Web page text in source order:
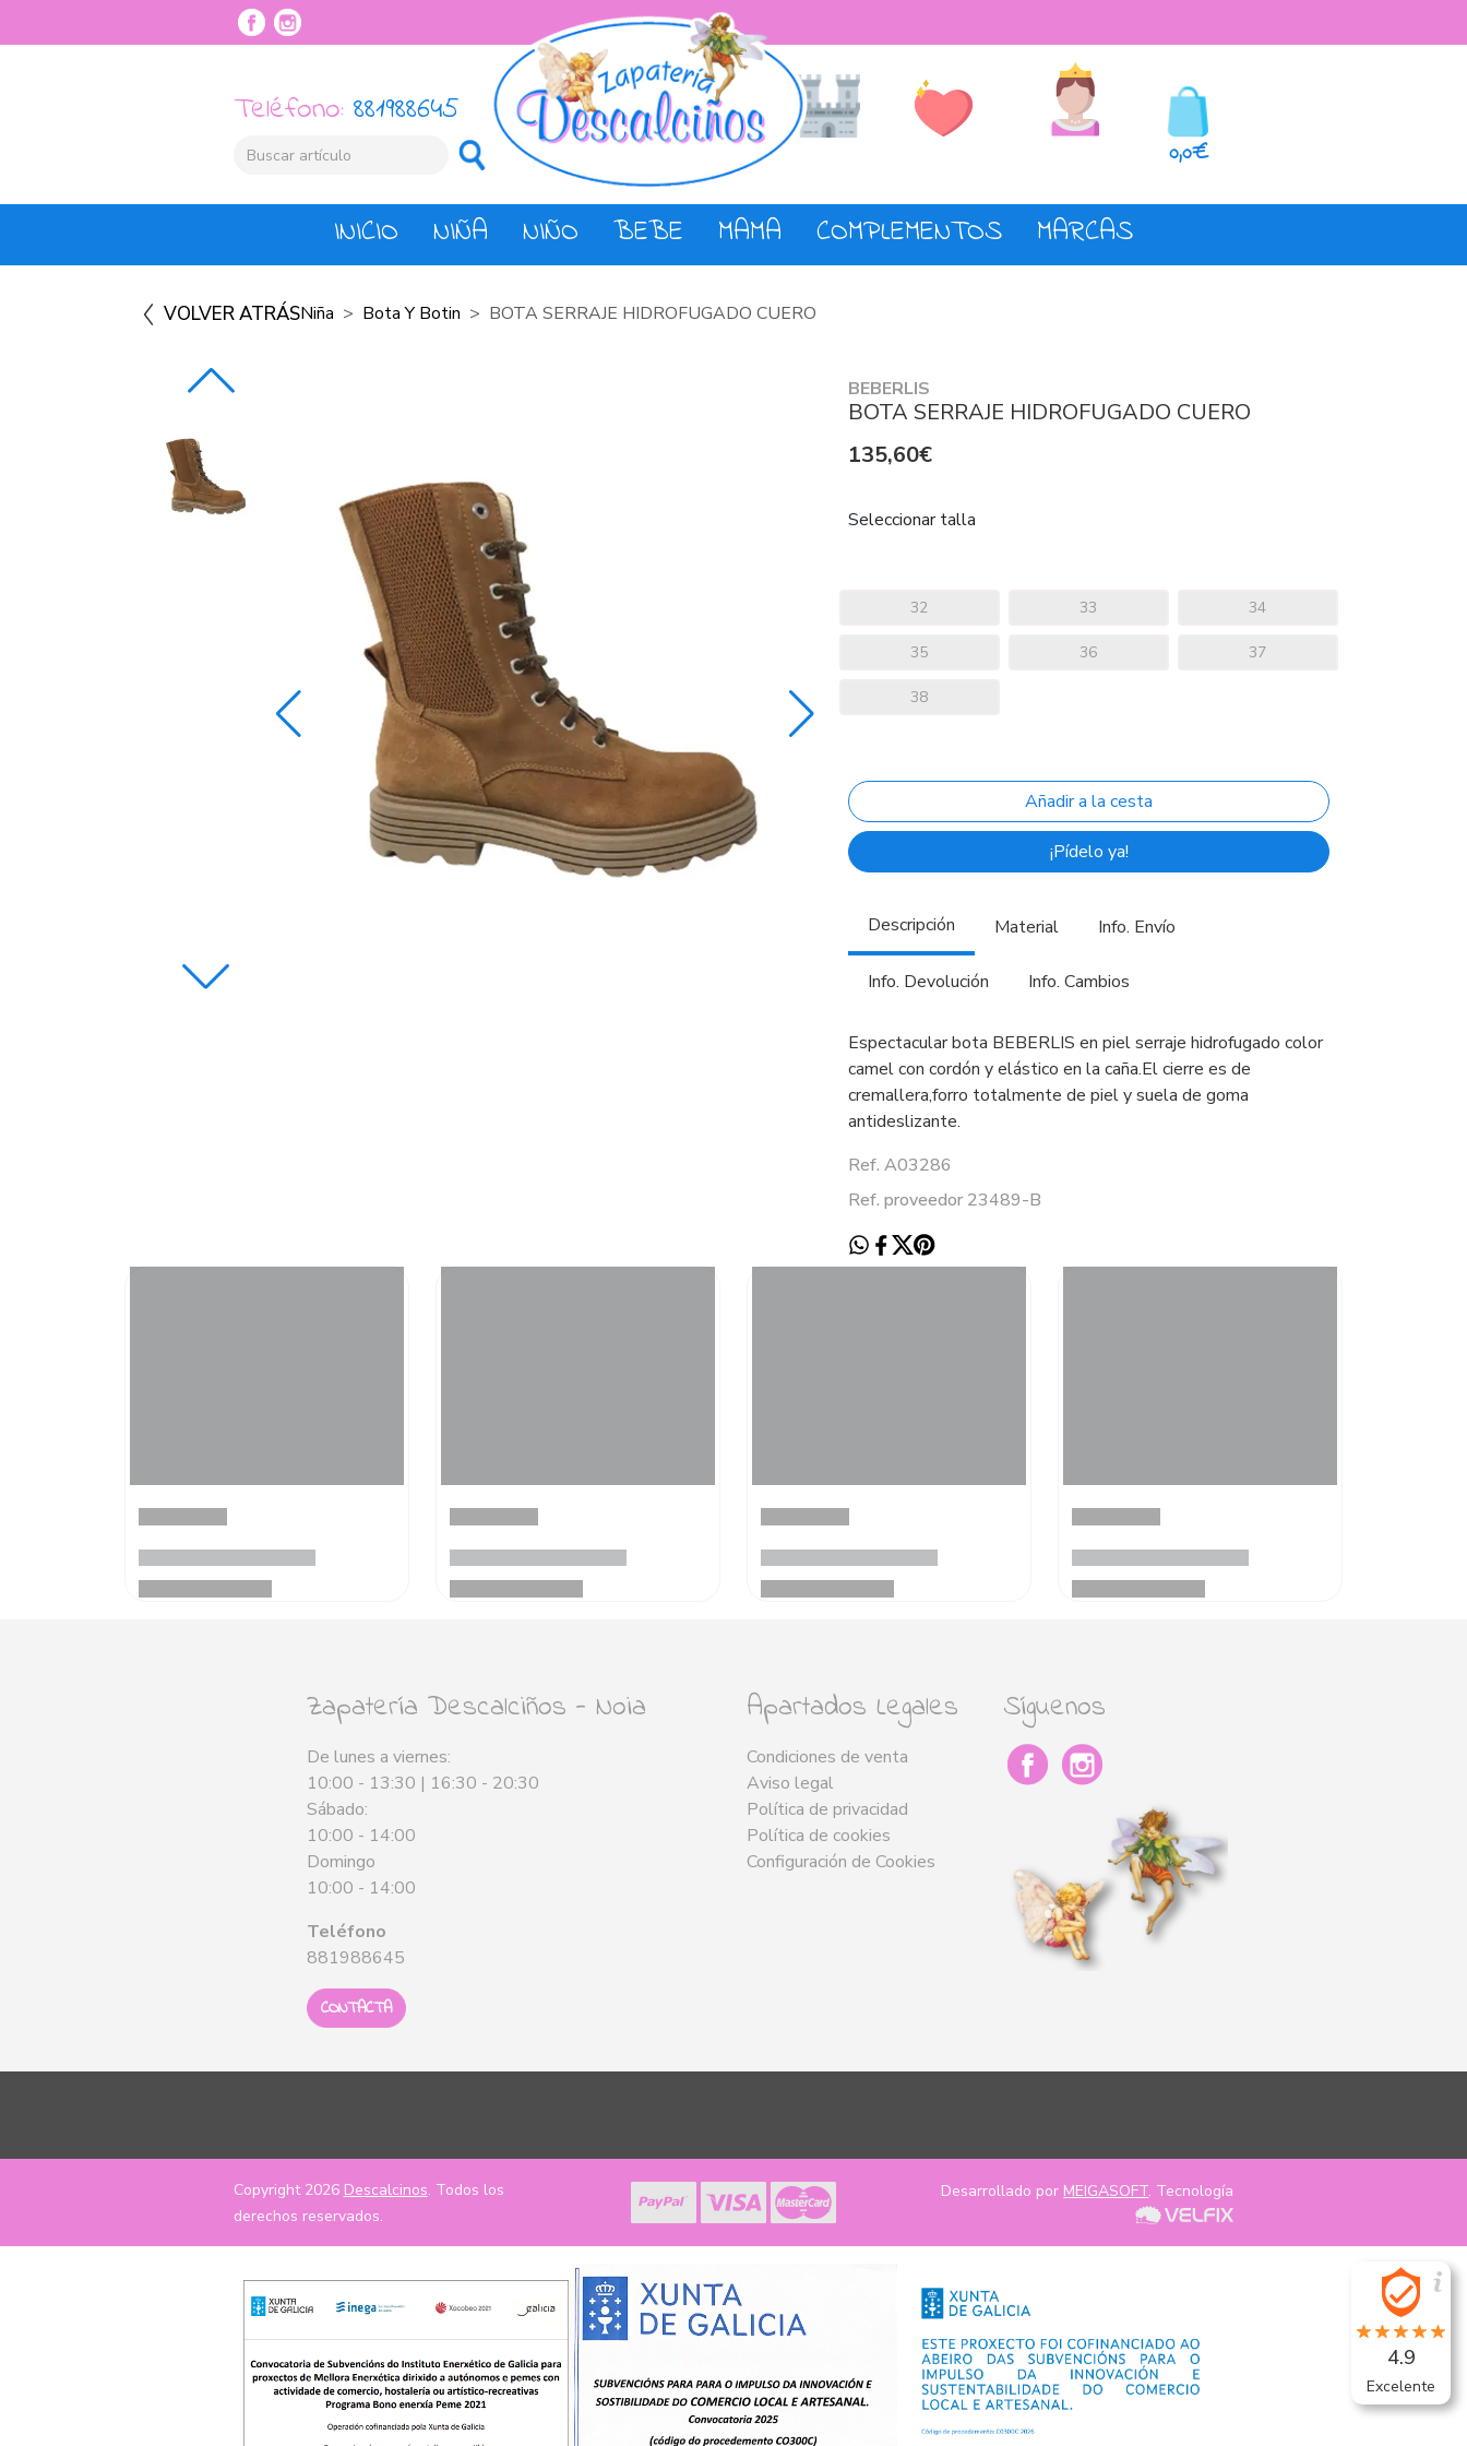
Teléfono: 881988645
0,0€
INICIO NIÑA NIÑO BEBE MAMA COMPLEMENTOS MARCAS
VOLVER ATRÁSNiña Bota Y Botin BOTA SERRAJE HIDROFUGADO CUERO
BEBERLIS
BOTA SERRAJE HIDROFUGADO CUERO
135,60€
Seleccionar talla
32 33 34
35 36 37
38
¡Pídelo ya!
Descripción Material Info. Envío
Info. Devolución Info. Cambios
Espectacular bota BEBERLIS en piel serraje hidrofugado color
camel con cordón y elástico en la caña.El cierre es de
cremallera,forro totalmente de piel y suela de goma
antideslizante.
Ref. A03286
Ref. proveedor 23489-B
Zapatería Descalciños - Noia
De lunes a viernes:
10:00 - 13:30 | 16:30 - 20:30
Sábado:
10:00 - 14:00
Domingo
10:00 - 14:00
Teléfono
881988645
CONTACTA
Apartados Legales
Condiciones de venta
Aviso legal
Política de privacidad
Política de cookies
Configuración de Cookies
Síguenos
Copyright 2026 Descalcinos. Todos los
derechos reservados.
Desarrollado por MEIGASOFT. Tecnología
4.9
Excelente